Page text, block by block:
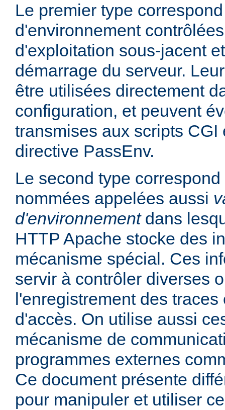
Le premier type
d'environnement
d'exploitation sous-jacent
démarrage du serveur.
être utilisées directement
configuration, et peuvent
transmises aux scripts CGI
directive PassEnv.
Le second type
nommées appelées aussi
d'environnementdans
HTTP Apache stocke des
mécanisme spécial. Ces
servir à contrôler diverses
l'enregistrement des traces
d'accès. On utilise aussi
mécanisme de
programmes externes
Ce document présente
pour manipuler et utiliser